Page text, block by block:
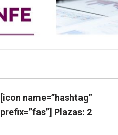
[icon name=”hashtag”
prefix=”fas”] Plazas: 2